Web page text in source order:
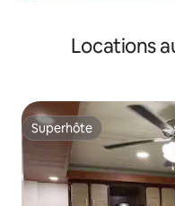
Locations
Superhôte
Superhôte